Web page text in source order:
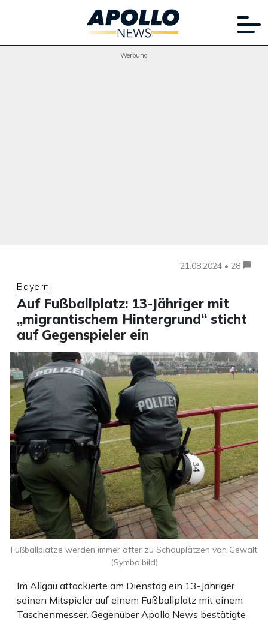
Werbung
21.08.2024 • 28
Bayern
Auf Fußballplatz: 13-Jähriger mit
„migrantischem Hintergrund“ sticht
auf Gegenspieler ein
Im Allgäu attackierte am Dienstag ein 13-Jähriger
seinen Mitspieler auf einem Fußballplatz mit einem
Taschenmesser. Gegenüber Apollo News bestätigte
Fußballplätze werden immer öfter zu Schauplätzen von Gewalt
(Symbolbild)